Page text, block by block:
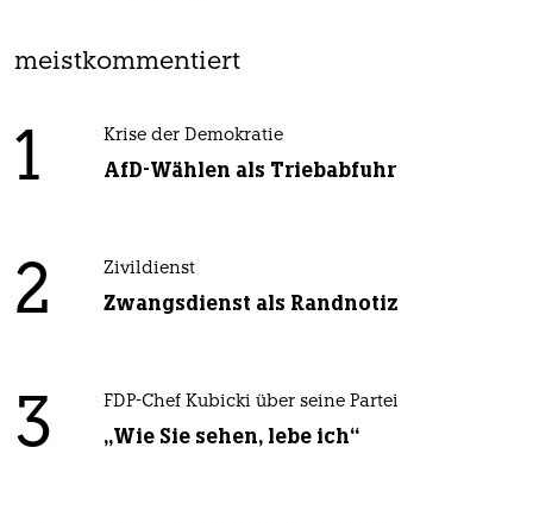
meistkommentiert
1 Krise der Demokratie
AfD-Wählen als Triebabfuhr
2 Zivildienst
Zwangsdienst als Randnotiz
3 FDP-Chef Kubicki über seine Partei
„Wie Sie sehen, lebe ich“